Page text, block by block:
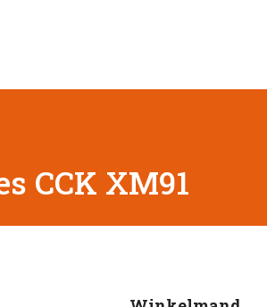
CCK XM91